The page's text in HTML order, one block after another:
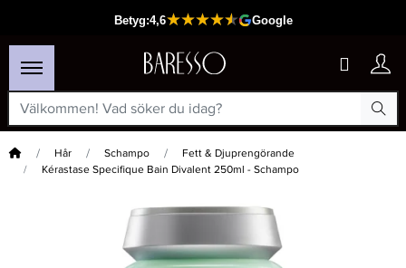
Hem Hår Schampo
Fett & Djuprengörande
Kérastase Specifique Bain Divalent 250ml - Schampo